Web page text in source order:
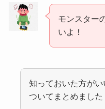
モンスター
いよ！
知っておいた方が
ついてまとめました